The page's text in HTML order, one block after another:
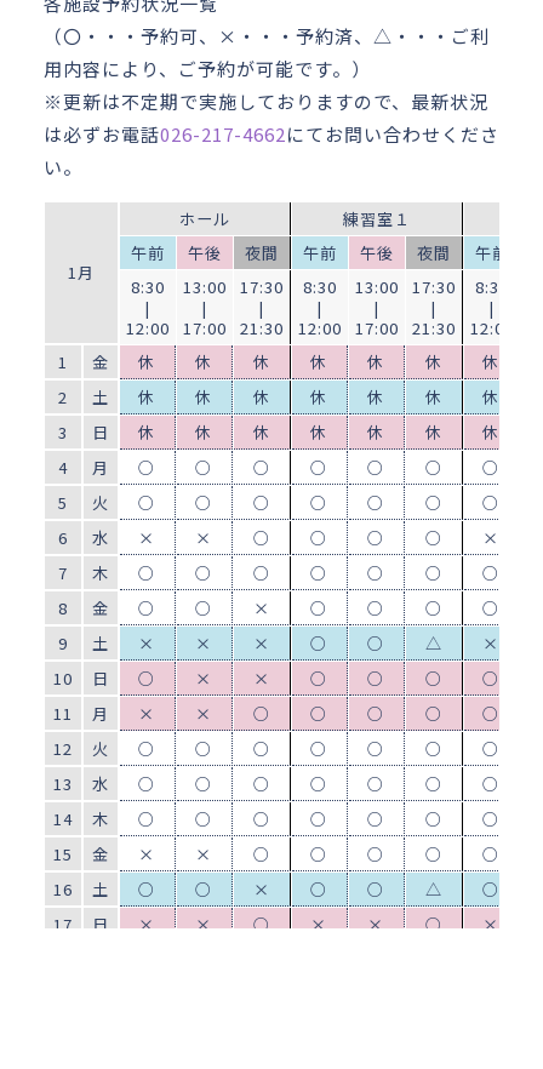
（〇・・・予約可、×・・・予約済、△・・・ご利
用内容により、ご予約が可能です。）
※更新は不定期で実施しておりますので、最新状況
は必ずお電話026-217-4662にてお問い合わせくださ
い。
1月
ホール 練習室１
午前
午後 夜間 午前 午後 夜間 午前
8:30
|
12:00
13:00
|
17:00
17:30
|
21:30
8:30
|
12:00
13:00
|
17:00
17:30
|
21:30
8:30
|
12:00
1
金 休 休 休 休 休 休 休
2
土 休 休 休 休 休 休 休
3
日 休 休 休 休 休 休 休
4
月 ○ ○ ○ ○ ○ ○ ○
5
火 ○ ○ ○ ○ ○ ○ ○
6
水 × × ○ ○ ○ ○ ×
7
木 ○ ○ ○ ○ ○ ○ ○
8
金 ○ ○ × ○ ○ ○ ○
9
土 × × × ○ ○ △ ×
10
日 ○ × × ○ ○ ○ ○
11
月 × × ○ ○ ○ ○ ○
12
火 ○ ○ ○ ○ ○ ○ ○
13
水 ○ ○ ○ ○ ○ ○ ○
14
木 ○ ○ ○ ○ ○ ○ ○
15
金 × × ○ ○ ○ ○ ○
16
土 ○ ○ × ○ ○ △ ○
17
日 × × ○ × × ○ ×